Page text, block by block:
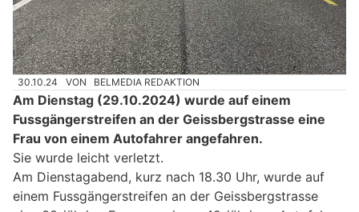
30.10.24 VON BELMEDIA REDAKTION
Am Dienstag (29.10.2024) wurde auf einem
Fussgängerstreifen an der Geissbergstrasse eine
Frau von einem Autofahrer angefahren.
Sie wurde leicht verletzt.
Am Dienstagabend, kurz nach 18.30 Uhr, wurde auf
einem Fussgängerstreifen an der Geissbergstrasse